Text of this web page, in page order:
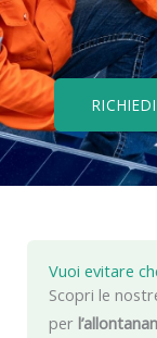
Vuoi evitare
Scopri le
per